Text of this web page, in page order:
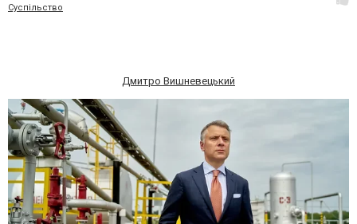
Суспільство
Дмитро Вишневецький